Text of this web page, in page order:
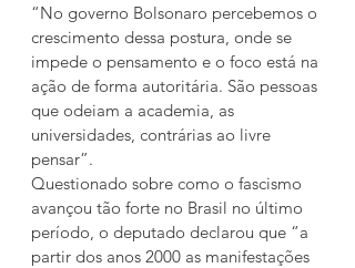
“No governo Bolsonaro percebemos o
crescimento dessa postura, onde se
impede o pensamento e o foco está na
ação de forma autoritária. São pessoas
que odeiam a academia, as
universidades, contrárias ao livre
pensar”.
Questionado sobre como o fascismo
avançou tão forte no Brasil no último
período, o deputado declarou que “a
partir dos anos 2000 as manifestações